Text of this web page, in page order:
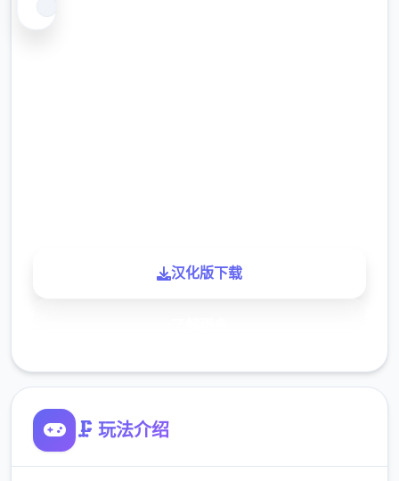
汉化版下载
🗜️ 玩法介绍